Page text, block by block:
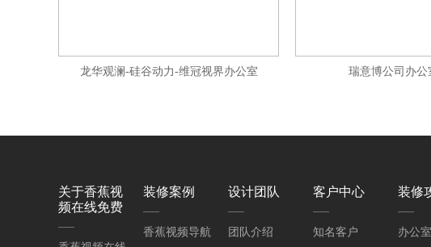
龙华观澜-硅谷动力-维冠视界办公室 瑞意博公司办公
关于香蕉视
频在线免费
装修案例
香蕉视频导航
设计团队
团队介绍
客户中心
知名客户
装修
办公